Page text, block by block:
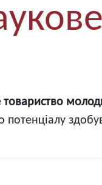
товариство
потенціалу